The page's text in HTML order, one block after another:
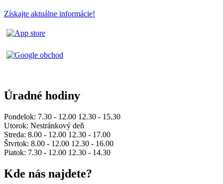
Získajte aktuálne informácie!
Úradné hodiny
Pondelok: 7.30 - 12.00 12.30 - 15.30
Utorok: Nestránkový deň
Streda: 8.00 - 12.00 12.30 - 17.00
Štvrtok: 8.00 - 12.00 12.30 - 16.00
Piatok: 7.30 - 12.00 12.30 - 14.30
Kde nás najdete?